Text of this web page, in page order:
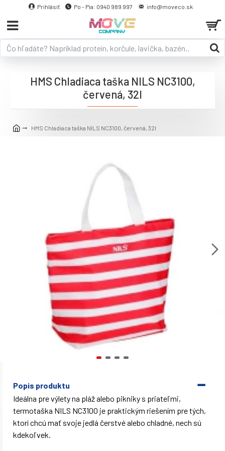
Prihlásiť Po - Pia: 0940 989 997 info@moveco.sk
HMS Chladiaca taška NILS NC3100, červená, 32l
HMS Chladiaca taška NILS NC3100,
červená, 32l
Popis produktu
Ideálna pre výlety na pláž alebo pikniky s priateľmi,
termotaška NILS NC3100 je praktickým riešením pre tých,
ktorí chcú mať svoje jedlá čerstvé alebo chladné, nech sú
kdekoľvek.